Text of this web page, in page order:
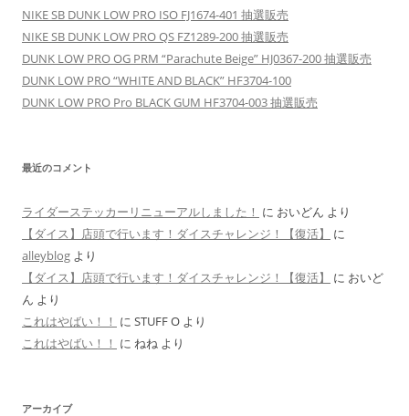
NIKE SB DUNK LOW PRO ISO FJ1674-401 抽選販売
NIKE SB DUNK LOW PRO QS FZ1289-200 抽選販売
DUNK LOW PRO OG PRM “Parachute Beige” HJ0367-200 抽選販売
DUNK LOW PRO “WHITE AND BLACK” HF3704-100
DUNK LOW PRO Pro BLACK GUM HF3704-003 抽選販売
最近のコメント
ライダーステッカーリニューアルしました！ に おいどん より
【ダイス】店頭で行います！ダイスチャレンジ！【復活】
に
alleyblog より
【ダイス】店頭で行います！ダイスチャレンジ！【復活】
に おいど
ん より
これはやばい！！ に STUFF O より
これはやばい！！ に ねね より
アーカイブ